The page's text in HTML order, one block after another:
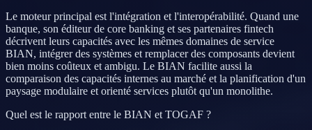
Le moteur principal est l'intégration et l'interopérabilité. Quand une
banque, son éditeur de core banking et ses partenaires fintech
décrivent leurs capacités avec les mêmes domaines de service
BIAN, intégrer des systèmes et remplacer des composants devient
bien moins coûteux et ambigu. Le BIAN facilite aussi la
comparaison des capacités internes au marché et la planification d'un
paysage modulaire et orienté services plutôt qu'un monolithe.
Quel est le rapport entre le BIAN et TOGAF ?